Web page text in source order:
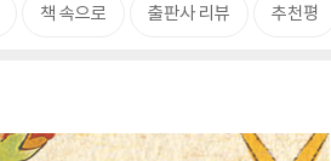
책 속으로 출판사 리뷰 추천평